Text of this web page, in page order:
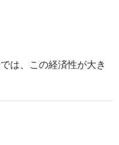
は、この経済性が大き